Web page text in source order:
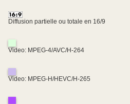
Diffusion partielle ou totale en 16/9
Video: MPEG-4/AVC/H-264
Video: MPEG-H/HEVC/H-265